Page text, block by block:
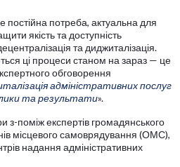
потреба, актуальна для
якість та доступність
та диджиталізація.
ці процеси станом на зараз — це
обговорення
адміністративних послуг
та результати».
з-поміж експертів громадянського
місцевого самоврядування (ОМС),
надання адміністративних